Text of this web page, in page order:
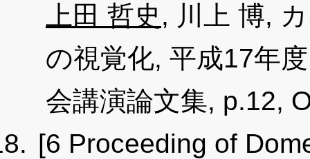
上田 哲史 , 川上 博,
の視覚化, 平成17年
会講演論文集, p.12,
[6 Proceeding of